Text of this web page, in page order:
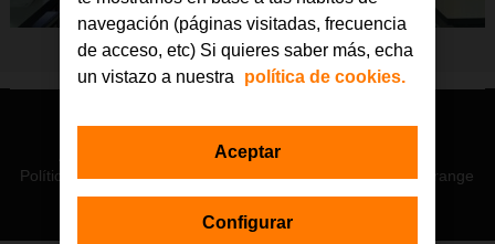
© Orange 2026
Lectura accesible: Confort+
Política de privacidad
Política de cookies Aviso legal Orange
navegación (páginas visitadas, frecuencia
de acceso, etc) Si quieres saber más, echa
un vistazo a nuestra
política de cookies.
Configurar
Aceptar